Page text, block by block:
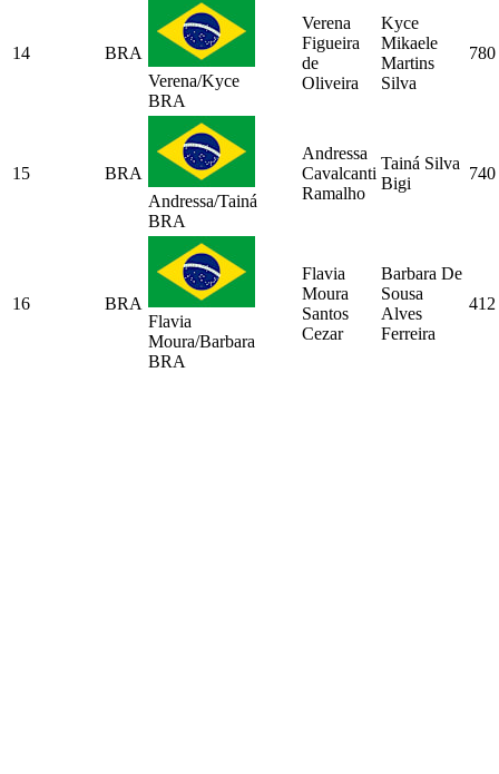
14
BRA
Verena/Kyce
BRA
Verena
Figueira
de
Oliveira
Kyce
Mikaele
Martins
Silva
780
15
BRA
Andressa/Tainá
BRA
Andressa
Cavalcanti
Ramalho
Tainá Silva
Bigi
740
16
BRA
Flavia
Moura/Barbara
BRA
Flavia
Moura
Santos
Cezar
Barbara De
Sousa
Alves
Ferreira
412